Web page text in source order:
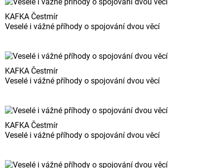
KAFKA Čestmír
Veselé i vážné příhody o spojování dvou věcí
KAFKA Čestmír
Veselé i vážné příhody o spojování dvou věcí
KAFKA Čestmír
Veselé i vážné příhody o spojování dvou věcí